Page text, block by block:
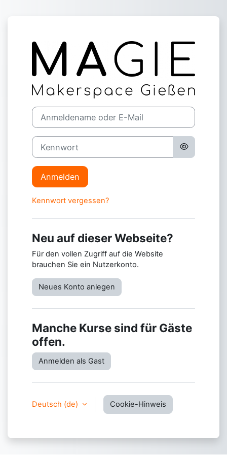
Anmelden bei
Anmeldename oder E-Mail
Kennwort
Anmelden
Kennwort vergessen?
Neu auf dieser Webseite?
Für den vollen Zugriff auf die Website
brauchen Sie ein Nutzerkonto.
Neues Konto anlegen
Manche Kurse sind für Gäste
offen.
Anmelden als Gast
Deutsch ‎(de)‎ Cookie-Hinweis